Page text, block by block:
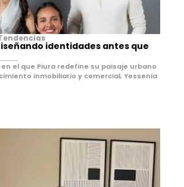
identidades antes que
el que Piura redefine su paisaje urbano
inmobiliario y comercial, Yessenia